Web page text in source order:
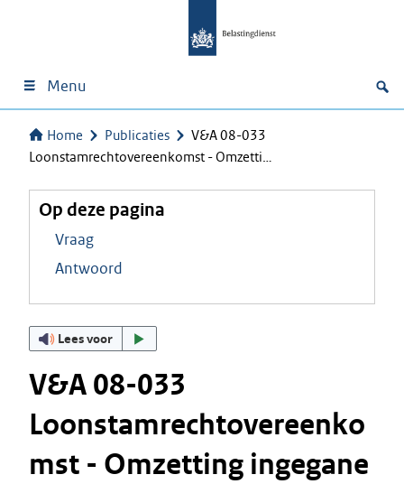
Menu
Home Publicaties
V&A 08-033
Loonstamrechtovereenkomst - Omzetti…
Op deze pagina
Vraag
Antwoord
Lees voor
V&A 08-033
Loonstamrechtovereenko
mst - Omzetting ingegane